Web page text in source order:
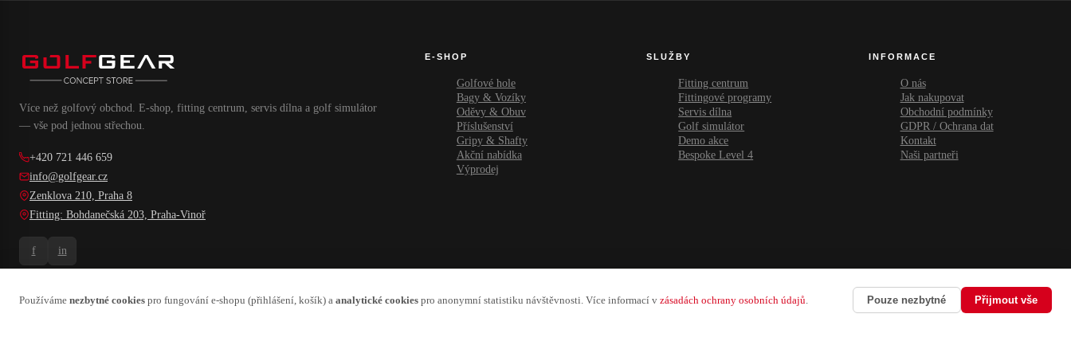
Používáme nezbytné cookies pro fungování e-shopu (přihlášení, košík) a analytické cookies pro anonymní statistiku návštěvnosti. Více informací v zásadách ochrany osobních údajů Pouze nezbytné Přijmout vše
Více než golfový obchod. E-shop, fitting centrum, servis dílna a golf simulátor
— vše pod jednou střechou.
+420 721 446 659
info@golfgear.cz
Zenklova 210, Praha 8
Fitting: Bohdanečská 203, Praha-Vinoř
f in
E-SHOP
Golfové hole
Bagy & Vozíky
Oděvy & Obuv
Příslušenství
Gripy & Shafty
Akční nabídka
Výprodej
SLUŽBY
Fitting centrum
Fittingové programy
Servis dílna
Golf simulátor
Demo akce
Bespoke Level 4
INFORMACE
O nás
Jak nakupovat
Obchodní podmínky
GDPR / Ochrana dat
Kontakt
Naši partneři